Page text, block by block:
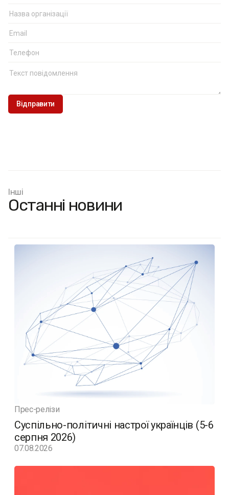
Інші
Останні новини
Прес-релізи
Суспільно-політичні настрої українців (5-6
серпня 2026)
07.08.2026